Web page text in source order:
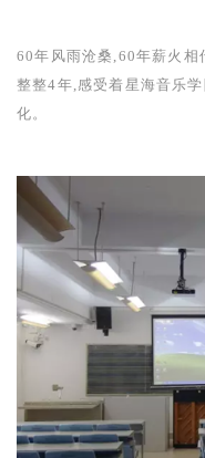
60年风雨沧桑,60年薪火相
整整4年,感受着星海音乐
化。